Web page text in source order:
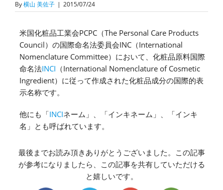
By横山 美佐子 | 2015/07/24
米国化粧品工業会PCPC（The Personal Care Products
Council）の国際命名法委員会INC（International
Nomenclature Committee）において、化粧品原料国際
命名法INCI （International Nomenclature of Cosmetic
Ingredient）に従って作成された化粧品成分の国際的表
示名称です。
他にも「INCIネーム」、「インキネーム」、「インキ
名」とも呼ばれています。
最後までお読み頂きありがとうございました。この記事
が参考になりましたら、この記事を共有していただける
と嬉しいです。